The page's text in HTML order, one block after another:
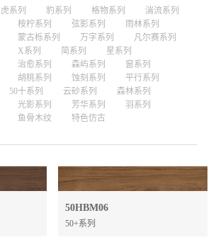
虎系列 豹系列 格物系列
湍流系列
桉柠系列 弦影系列
雨林系列
蒙古栎系列 万字系列
凡尔赛系列
X系列 简系列
星系列
治愈系列 森屿系列
窗系列
胡桃系列 蚀刻系列
平行系列
50十系列 云砂系列
森林系列
光影系列 芳华系列
羽系列
鱼骨木纹 特色仿古
50HBM06
50+系列